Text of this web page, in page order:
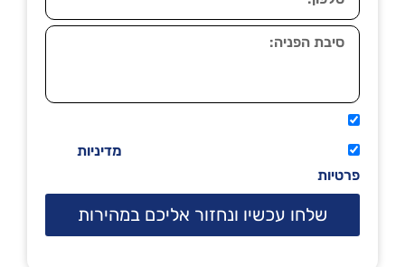
מדיניות
פרטיות
שלחו עכשיו ונחזור אליכם במהירות